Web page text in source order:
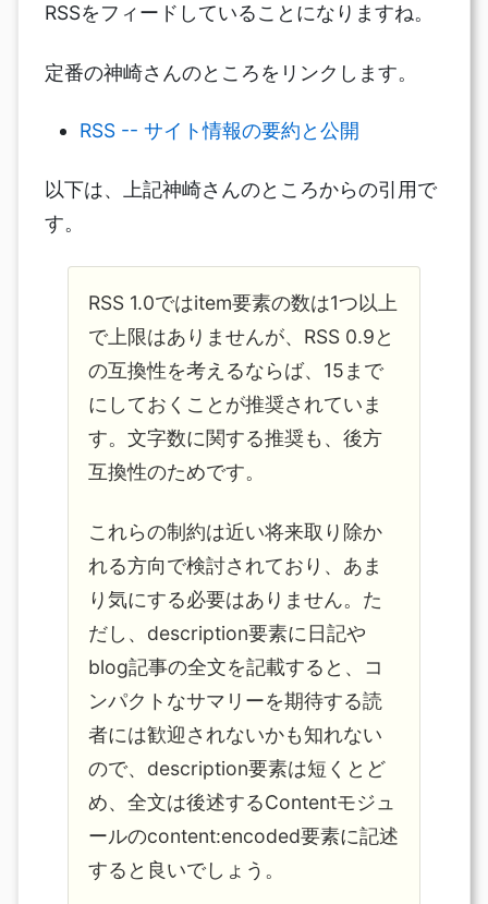
RSSをフィードしていることになりますね。
定番の神崎さんのところをリンクします。
RSS -- サイト情報の要約と公開
以下は、上記神崎さんのところからの引用で
す。
RSS 1.0ではitem要素の数は1つ以上
で上限はありませんが、RSS 0.9と
の互換性を考えるならば、15まで
にしておくことが推奨されていま
す。文字数に関する推奨も、後方
互換性のためです。
これらの制約は近い将来取り除か
れる方向で検討されており、あま
り気にする必要はありません。た
だし、description要素に日記や
blog記事の全文を記載すると、コ
ンパクトなサマリーを期待する読
者には歓迎されないかも知れない
ので、description要素は短くとど
め、全文は後述するContentモジュ
ールのcontent:encoded要素に記述
すると良いでしょう。